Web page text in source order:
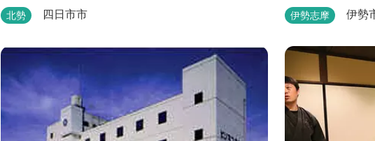
ます。
北勢 四日市市
館」には、往時
伊勢志摩 伊勢